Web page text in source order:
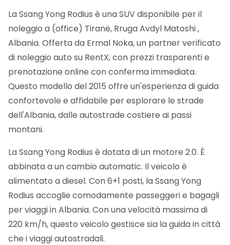
La Ssang Yong Rodius è una SUV disponibile per il
noleggio a (office) Tiranë, Rruga Avdyl Matoshi ,
Albania. Offerta da Ermal Noka, un partner verificato
di noleggio auto su RentX, con prezzi trasparenti e
prenotazione online con conferma immediata.
Questo modello del 2015 offre un'esperienza di guida
confortevole e affidabile per esplorare le strade
dell'Albania, dalle autostrade costiere ai passi
montani.
La Ssang Yong Rodius è dotata di un motore 2.0. È
abbinata a un cambio automatic. Il veicolo è
alimentato a diesel. Con 6+1 posti, la Ssang Yong
Rodius accoglie comodamente passeggeri e bagagli
per viaggi in Albania. Con una velocità massima di
220 km/h, questo veicolo gestisce sia la guida in città
che i viaggi autostradali.